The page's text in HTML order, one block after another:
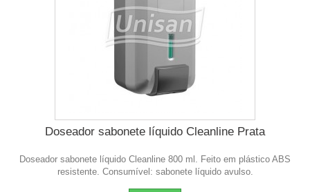
Doseador sabonete líquido Cleanline Prata
Doseador sabonete líquido Cleanline 800 ml. Feito em plástico ABS
resistente. Consumível: sabonete líquido avulso.